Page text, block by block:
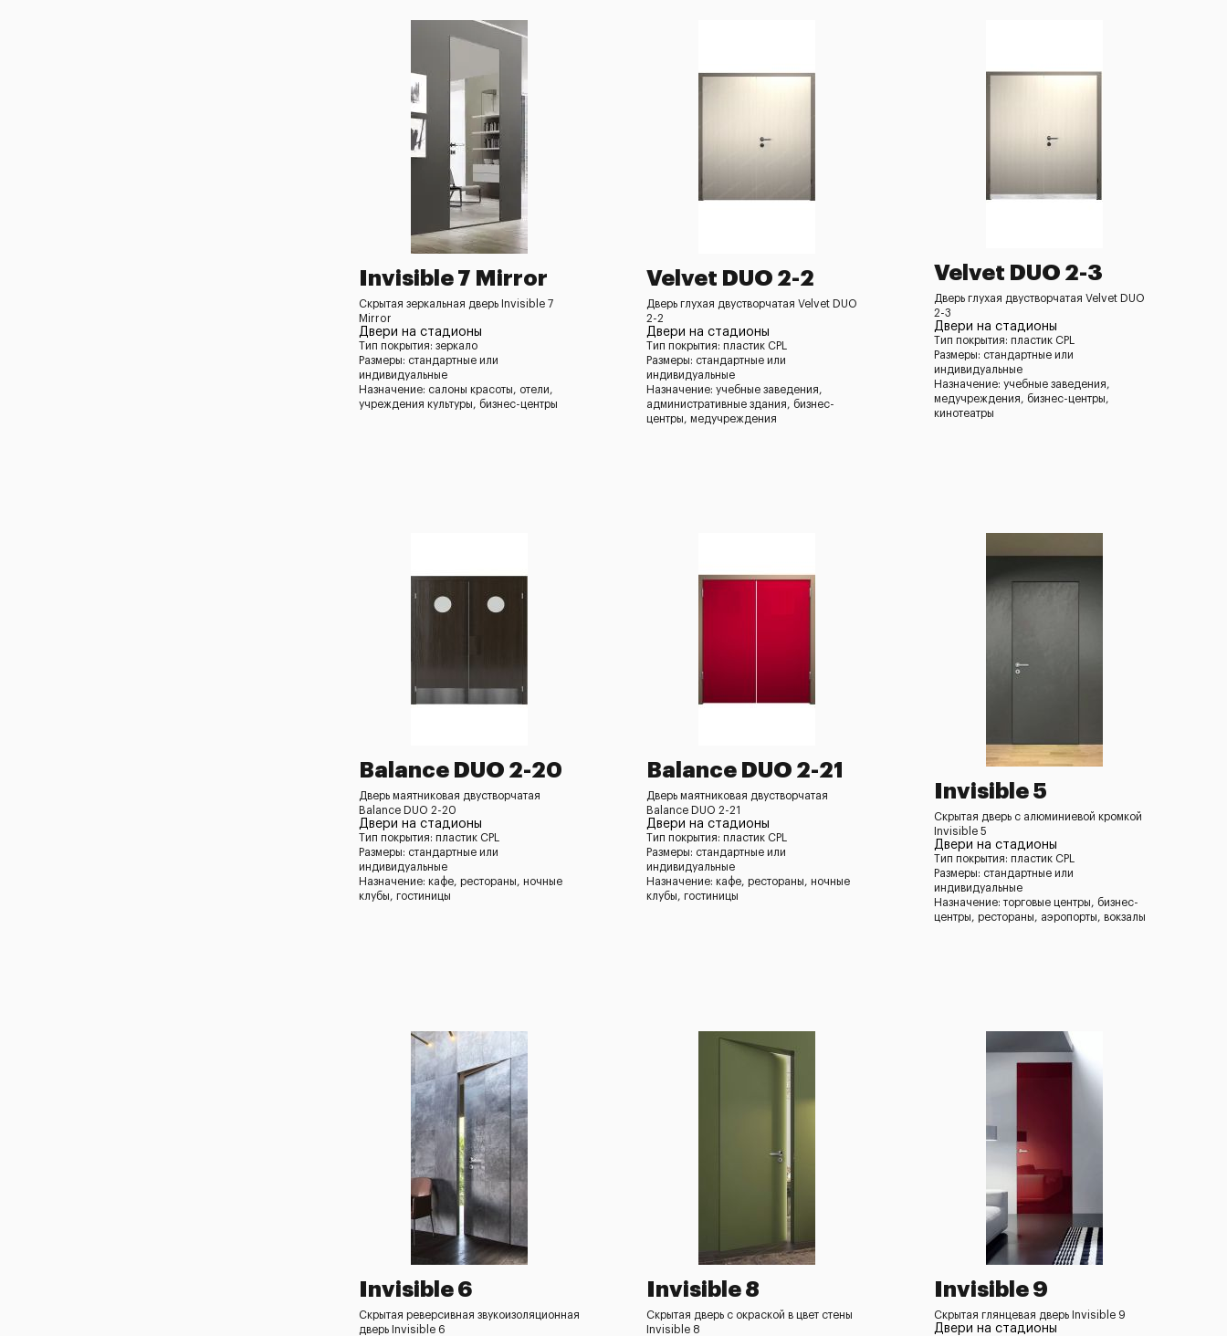
Invisible 7 Mirror
Скрытая зеркальная дверь Invisible 7
Mirror
Двери на стадионы
Тип покрытия: зеркало
Размеры: стандартные или
индивидуальные
Назначение: салоны красоты, отели,
учреждения культуры, бизнес-центры
Velvet DUO 2-2
Дверь глухая двустворчатая Velvet DUO
2-2
Двери на стадионы
Тип покрытия: пластик CPL
Размеры: стандартные или
индивидуальные
Назначение: учебные заведения,
административные здания, бизнес-
центры, медучреждения
Velvet DUO 2-3
Дверь глухая двустворчатая Velvet DUO
2-3
Двери на стадионы
Тип покрытия: пластик CPL
Размеры: стандартные или
индивидуальные
Назначение: учебные заведения,
медучреждения, бизнес-центры,
кинотеатры
Balance DUO 2-20
Дверь маятниковая двустворчатая
Balance DUO 2-20
Двери на стадионы
Тип покрытия: пластик CPL
Размеры: стандартные или
индивидуальные
Назначение: кафе, рестораны, ночные
клубы, гостиницы
Balance DUO 2-21
Дверь маятниковая двустворчатая
Balance DUO 2-21
Двери на стадионы
Тип покрытия: пластик CPL
Размеры: стандартные или
индивидуальные
Назначение: кафе, рестораны, ночные
клубы, гостиницы
Invisible 5
Скрытая дверь с алюминиевой кромкой
Invisible 5
Двери на стадионы
Тип покрытия: пластик CPL
Размеры: стандартные или
индивидуальные
Назначение: торговые центры, бизнес-
центры, рестораны, аэропорты, вокзалы
Invisible 6
Скрытая реверсивная звукоизоляционная
дверь Invisible 6
Invisible 8
Скрытая дверь с окраской в цвет стены
Invisible 8
Invisible 9
Скрытая глянцевая дверь Invisible 9
Двери на стадионы